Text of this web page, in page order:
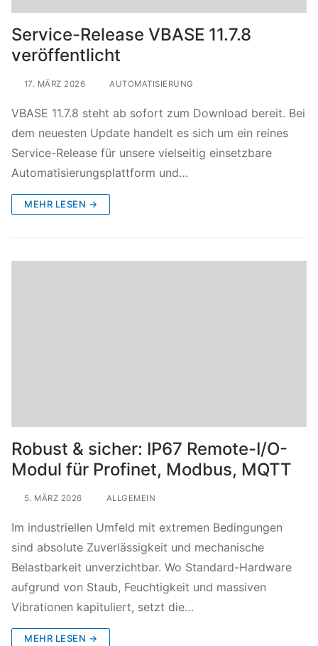
Service-Release VBASE 11.7.8
veröffentlicht
17. MÄRZ 2026 AUTOMATISIERUNG
VBASE 11.7.8 steht ab sofort zum Download bereit. Bei
dem neuesten Update handelt es sich um ein reines
Service-Release für unsere vielseitig einsetzbare
Automatisierungsplattform und…
MEHR LESEN →
Robust & sicher: IP67 Remote-I/O-
Modul für Profinet, Modbus, MQTT
5. MÄRZ 2026 ALLGEMEIN
Im industriellen Umfeld mit extremen Bedingungen
sind absolute Zuverlässigkeit und mechanische
Belastbarkeit unverzichtbar. Wo Standard-Hardware
aufgrund von Staub, Feuchtigkeit und massiven
Vibrationen kapituliert, setzt die…
MEHR LESEN →